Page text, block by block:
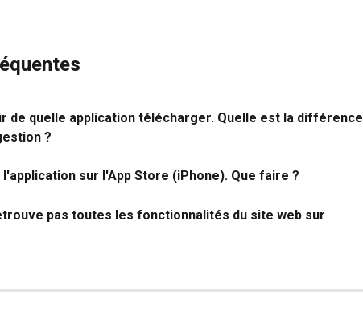
de quelle application télécharger. Quelle est la différence
?
sur l'App Store (iPhone). Que faire ?
pas toutes les fonctionnalités du site web sur